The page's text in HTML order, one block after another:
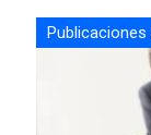
Publicaciones